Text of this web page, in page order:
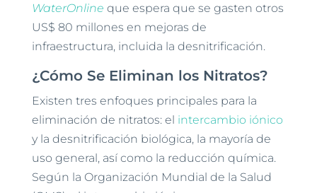
WaterOnline que espera que se gasten otros
US$ 80 millones en mejoras de
infraestructura, incluida la desnitrificación.
¿Cómo Se Eliminan los Nitratos?
Existen tres enfoques principales para la
eliminación de nitratos: el intercambio iónico
y la desnitrificación biológica, la mayoría de
uso general, así como la reducción química.
Según la Organización Mundial de la Salud